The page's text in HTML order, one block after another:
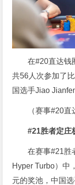
在#20直达钱
共56人次参加了
国选手Jiao
（赛事#20
#21胜者定庄
在赛事#21胜
Hyper Turbo）中
元的奖池，中国